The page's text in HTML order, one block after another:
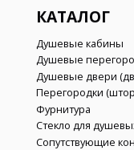
КАТАЛОГ
Душевые кабины
Душевые
Душевые двери
Перегородки
Фурнитура
Стекло для
Сопутствующие